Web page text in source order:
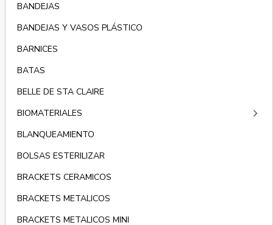
BANDEJAS
BANDEJAS Y VASOS PLÁSTICO
BARNICES
BATAS
BELLE DE STA CLAIRE
BIOMATERIALES
keyboard_arrow_right
BLANQUEAMIENTO
BOLSAS ESTERILIZAR
BRACKETS CERAMICOS
BRACKETS METALICOS
BRACKETS METALICOS MINI